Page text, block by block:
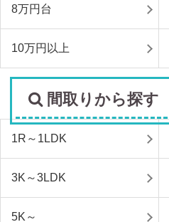
8万円台
10万円以上
間取りから探す
1R～1LDK
3K～3LDK
5K～